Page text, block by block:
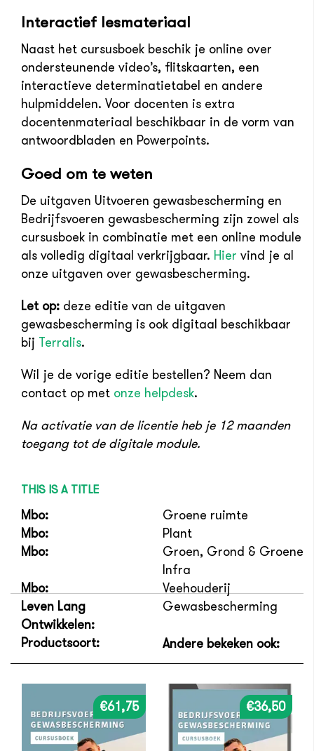
Interactief lesmateriaal
Naast het cursusboek beschik je online over
ondersteunende video’s, flitskaarten, een
interactieve determinatietabel en andere
hulpmiddelen. Voor docenten is extra
docentenmateriaal beschikbaar in de vorm van
antwoordbladen en Powerpoints.
Goed om te weten
De uitgaven Uitvoeren gewasbescherming en
Bedrijfsvoeren gewasbescherming zijn zowel als
cursusboek in combinatie met een online module
als volledig digitaal verkrijgbaar. Hier vind je al
onze uitgaven over gewasbescherming.
Let op: deze editie van de uitgaven
gewasbescherming is ook digitaal beschikbaar
bij Terralis.
Wil je de vorige editie bestellen? Neem dan
contact op met onze helpdesk.
Na activatie van de licentie heb je 12 maanden
toegang tot de digitale module.
THIS IS A TITLE
Mbo:
Groene ruimte
Mbo:
Plant
Mbo:
Groen, Grond & Groene
Infra
Mbo:
Veehouderij
Leven Lang
Ontwikkelen:
Gewasbescherming
Productsoort: Andere bekeken ook:
€61,75 €36,50